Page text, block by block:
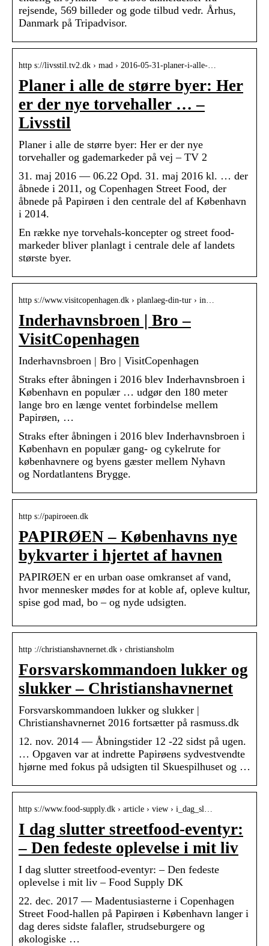
rejsende, 569 billeder og gode tilbud vedr. Århus,
Danmark på Tripadvisor.
http s://livsstil.tv2.dk › mad › 2016-05-31-planer-i-alle-…
Planer i alle de større byer: Her
er der nye torvehaller … –
Livsstil
Planer i alle de større byer: Her er der nye
torvehaller og gademarkeder på vej – TV 2
31. maj 2016 — 06.22 Opd. 31. maj 2016 kl. … der
åbnede i 2011, og Copenhagen Street Food, der
åbnede på Papirøen i den centrale del af København
i 2014.
En række nye torvehals-koncepter og street food-
markeder bliver planlagt i centrale dele af landets
største byer.
http s://www.visitcopenhagen.dk › planlaeg-din-tur › in…
Inderhavnsbroen | Bro –
VisitCopenhagen
Inderhavnsbroen | Bro | VisitCopenhagen
Straks efter åbningen i 2016 blev Inderhavnsbroen i
København en populær … udgør den 180 meter
lange bro en længe ventet forbindelse mellem
Papirøen, …
Straks efter åbningen i 2016 blev Inderhavnsbroen i
København en populær gang- og cykelrute for
københavnere og byens gæster mellem Nyhavn
og Nordatlantens Brygge.
http s://papiroeen.dk
PAPIRØEN – Københavns nye
bykvarter i hjertet af havnen
PAPIRØEN er en urban oase omkranset af vand,
hvor mennesker mødes for at koble af, opleve kultur,
spise god mad, bo – og nyde udsigten.
http ://christianshavnernet.dk › christiansholm
Forsvarskommandoen lukker og
slukker – Christianshavnernet
Forsvarskommandoen lukker og slukker |
Christianshavnernet 2016 fortsætter på rasmuss.dk
12. nov. 2014 — Åbningstider 12 -22 sidst på ugen.
… Opgaven var at indrette Papirøens sydvestvendte
hjørne med fokus på udsigten til Skuespilhuset og …
http s://www.food-supply.dk › article › view › i_dag_sl…
I dag slutter streetfood-eventyr:
– Den fedeste oplevelse i mit liv
I dag slutter streetfood-eventyr: – Den fedeste
oplevelse i mit liv – Food Supply DK
22. dec. 2017 — Madentusiasterne i Copenhagen
Street Food-hallen på Papirøen i København langer i
dag deres sidste falafler, strudseburgere og
økologiske …